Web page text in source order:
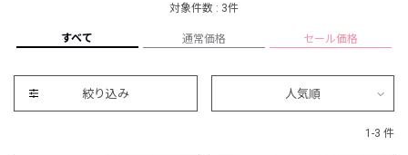
対象件数 : 3件
すべて 通常価格 セール価格
絞り込み 人気順
1-3 件